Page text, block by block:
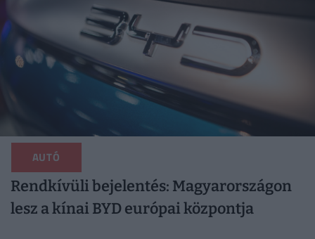
AUTÓ
Rendkívüli bejelentés: Magyarországon
lesz a kínai BYD európai központja